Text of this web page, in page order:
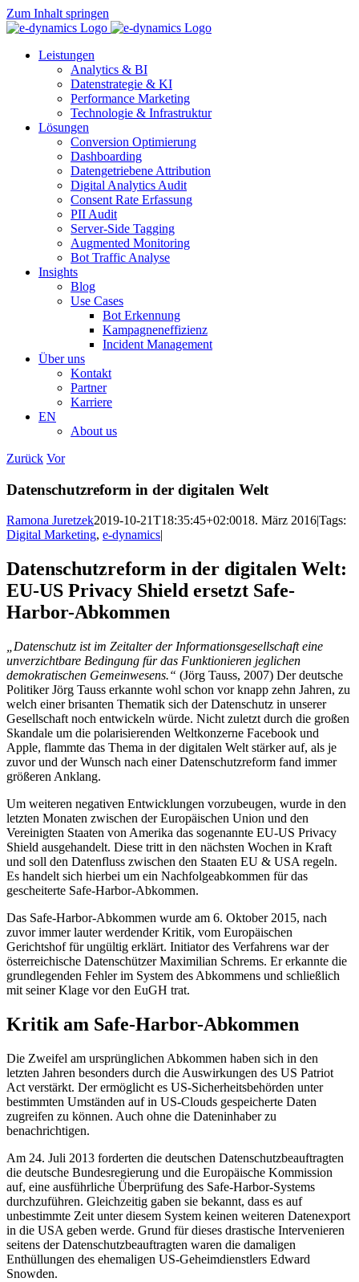
Zum Inhalt springen
Leistungen
Analytics & BI
Datenstrategie & KI
Performance Marketing
Technologie & Infrastruktur
Lösungen
Conversion Optimierung
Dashboarding
Datengetriebene Attribution
Digital Analytics Audit
Consent Rate Erfassung
PII Audit
Server-Side Tagging
Augmented Monitoring
Bot Traffic Analyse
Insights
Blog
Use Cases
Bot Erkennung
Kampagneneffizienz
Incident Management
Über uns
Kontakt
Partner
Karriere
EN
About us
Zurück Vor
Datenschutzreform in der digitalen Welt
Ramona Juretzek2019-10-21T18:35:45+02:0018. März 2016|Tags:
Digital Marketing, e-dynamics|
Datenschutzreform in der digitalen Welt:
EU-US Privacy Shield ersetzt Safe-
Harbor-Abkommen
„Datenschutz ist im Zeitalter der Informationsgesellschaft eine
unverzichtbare Bedingung für das Funktionieren jeglichen
demokratischen Gemeinwesens.“ (Jörg Tauss, 2007) Der deutsche
Politiker Jörg Tauss erkannte wohl schon vor knapp zehn Jahren, zu
welch einer brisanten Thematik sich der Datenschutz in unserer
Gesellschaft noch entwickeln würde. Nicht zuletzt durch die großen
Skandale um die polarisierenden Weltkonzerne Facebook und
Apple, flammte das Thema in der digitalen Welt stärker auf, als je
zuvor und der Wunsch nach einer Datenschutzreform fand immer
größeren Anklang.
Um weiteren negativen Entwicklungen vorzubeugen, wurde in den
letzten Monaten zwischen der Europäischen Union und den
Vereinigten Staaten von Amerika das sogenannte EU-US Privacy
Shield ausgehandelt. Diese tritt in den nächsten Wochen in Kraft
und soll den Datenfluss zwischen den Staaten EU & USA regeln.
Es handelt sich hierbei um ein Nachfolgeabkommen für das
gescheiterte Safe-Harbor-Abkommen.
Das Safe-Harbor-Abkommen wurde am 6. Oktober 2015, nach
zuvor immer lauter werdender Kritik, vom Europäischen
Gerichtshof für ungültig erklärt. Initiator des Verfahrens war der
österreichische Datenschützer Maximilian Schrems. Er erkannte die
grundlegenden Fehler im System des Abkommens und schließlich
mit seiner Klage vor den EuGH trat.
Kritik am Safe-Harbor-Abkommen
Die Zweifel am ursprünglichen Abkommen haben sich in den
letzten Jahren besonders durch die Auswirkungen des US Patriot
Act verstärkt. Der ermöglicht es US-Sicherheitsbehörden unter
bestimmten Umständen auf in US-Clouds gespeicherte Daten
zugreifen zu können. Auch ohne die Dateninhaber zu
benachrichtigen.
Am 24. Juli 2013 forderten die deutschen Datenschutzbeauftragten
die deutsche Bundesregierung und die Europäische Kommission
auf, eine ausführliche Überprüfung des Safe-Harbor-Systems
durchzuführen. Gleichzeitig gaben sie bekannt, dass es auf
unbestimmte Zeit unter diesem System keinen weiteren Datenexport
in die USA geben werde. Grund für dieses drastische Intervenieren
seitens der Datenschutzbeauftragten waren die damaligen
Enthüllungen des ehemaligen US-Geheimdienstlers Edward
Snowden.